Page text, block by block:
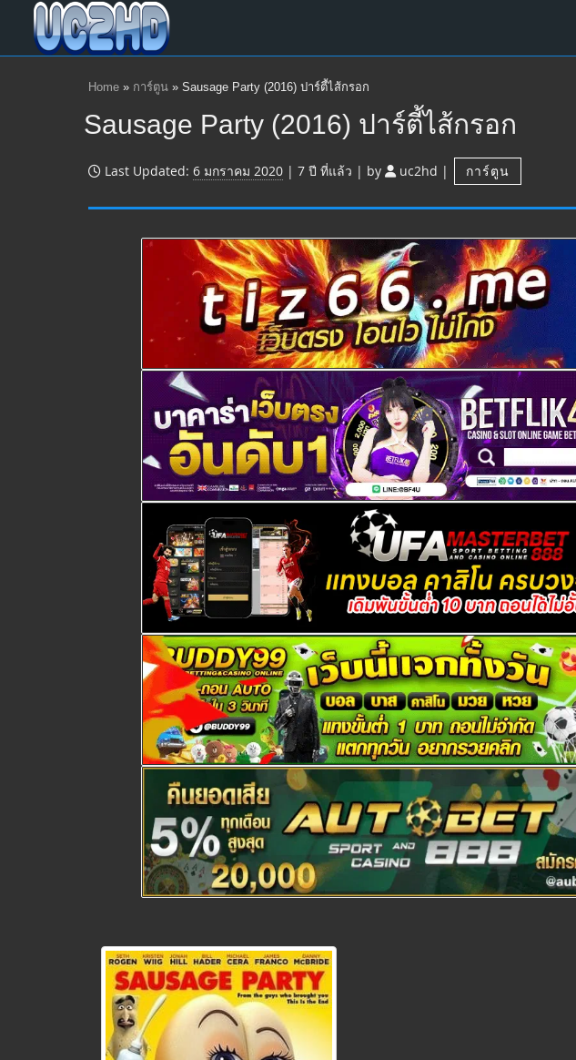
Home » การ์ตูน » Sausage Party (2016) ปาร์ตี้ไส้กรอก
Sausage Party (2016) ปาร์ตี้ไส้กรอก
Last Updated: 6 มกราคม 2020 | 7 ปี ที่แล้ว | by uc2hd | การ์ตูน